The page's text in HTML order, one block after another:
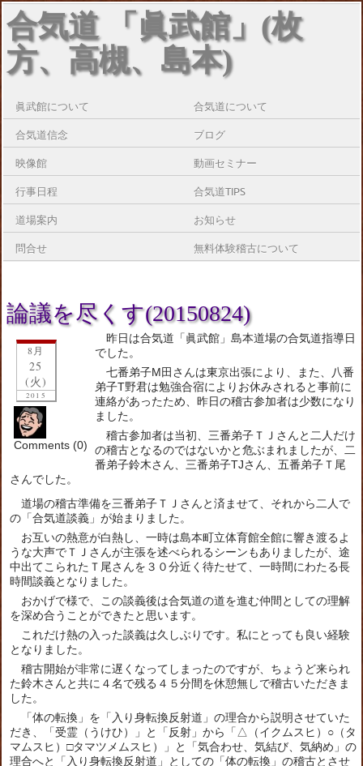
合気道 「眞武館」(枚
方、高槻、島本)
眞武館について 合気道について
合気道信念 ブログ
映像館 動画セミナー
行事日程 合気道TIPS
道場案内 お知らせ
問合せ 無料体験稽古について
論議を尽くす(20150824)
8月
25
(火)
2015
Comments (0)
昨日は合気道「眞武館」島本道場の合気道指導日
でした。
七番弟子M田さんは東京出張により、また、八番
弟子T野君は勉強合宿によりお休みされると事前に
連絡があったため、昨日の稽古参加者は少数になり
ました。
稽古参加者は当初、三番弟子ＴＪさんと二人だけ
の稽古となるのではないかと危ぶまれましたが、二
番弟子鈴木さん、三番弟子TJさん、五番弟子Ｔ尾
さんでした。
道場の稽古準備を三番弟子ＴＪさんと済ませて、それから二人で
の「合気道談義」が始まりました。
お互いの熱意が白熱し、一時は島本町立体育館全館に響き渡るよ
うな大声でＴＪさんが主張を述べられるシーンもありましたが、途
中出てこられたＴ尾さんを３０分近く待たせて、一時間にわたる長
時間談義となりました。
おかげで様で、この談義後は合気道の道を進む仲間としての理解
を深め合うことができたと思います。
これだけ熱の入った談義は久しぶりです。私にとっても良い経験
となりました。
稽古開始が非常に遅くなってしまったのですが、ちょうど来られ
た鈴木さんと共に４名で残る４５分間を休憩無しで稽古いただきま
した。
「体の転換」を「入り身転換反射道」の理合から説明させていた
だき、「受霊（うけひ）」と「反射」から「△（イクムスヒ）○（タ
マムスヒ）□タマツメムスヒ）」と「気合わせ、気結び、気納め」の
理合へと「入り身転換反射道」としての「体の転換」の稽古とさせ